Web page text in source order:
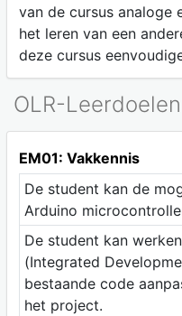
van de cursus analoge
het leren van een
deze cursus
OLR-
EM01: Vakkennis
De student kan de
Arduino
De student kan
(Integrated
bestaande code
het project.